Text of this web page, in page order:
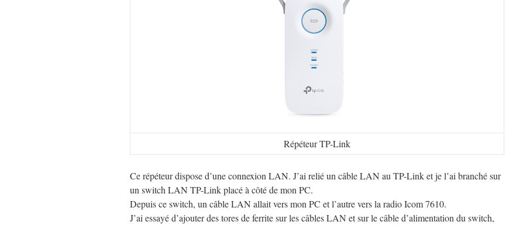
Répéteur TP-Link
Ce répéteur dispose d’une connexion LAN. J’ai relié un câble LAN au TP-Link et je l’ai branché sur
un switch LAN TP-Link placé à côté de mon PC.
Depuis ce switch, un câble LAN allait vers mon PC et l’autre vers la radio Icom 7610.
J’ai essayé d’ajouter des tores de ferrite sur les câbles LAN et sur le câble d’alimentation du switch,